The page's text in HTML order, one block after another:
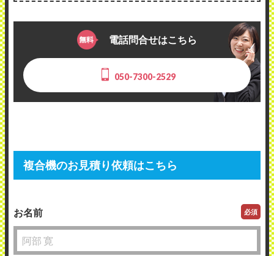
電話問合せはこちら
050-7300-2529
複合機のお見積り依頼はこちら
お名前 必須